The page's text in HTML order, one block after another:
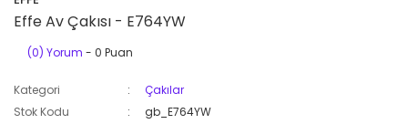
Effe Av Çakısı - E764YW
(0) Yorum - 0 Puan
Kategori
Çakılar
Stok Kodu
gb_E764YW